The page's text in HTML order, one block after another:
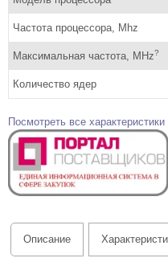
Частота процессора, Mhz
Максимальная частота, MHz?
Количество ядер
Посмотреть все характеристики
Описание